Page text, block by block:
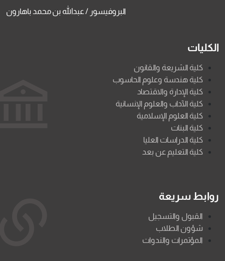
البروفيسور / عبدالله بن محمد باهارون
الكليات
كلية الشريعة والقانون
كلية هندسة وعلوم الحاسوب
كلية الإدارة والاقتصاد
كلية الآداب والعلوم الإنسانية
كلية العلوم الإسلامية
كلية البنات
كلية الدراسات العليا
كلية التعليم عن بعد
روابط سريعة
القبول والتسجيل
شؤون الطلاب
المؤتمرات والندوات